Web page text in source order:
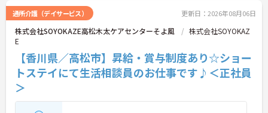
通所介護（デイサービス） 更新日：2026年08月06日
株式会社SOYOKAZE高松木太ケアセンターそよ風
株式会社SOYOKAZ
E
【香川県／高松市】昇給・賞与制度あり☆ショー
トステイにて生活相談員のお仕事です♪＜正社員
＞